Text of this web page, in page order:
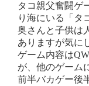
タコ親父奮闘ゲ
り海にいる「タ
奥さんと子供は
ありますが気に
ゲーム内容は
が、他のゲーム
前半バカゲー後